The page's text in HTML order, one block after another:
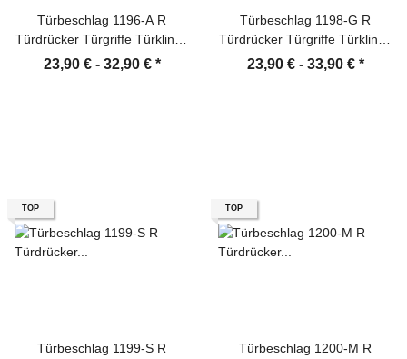
Türbeschlag 1196-A R
Türdrücker Türgriffe Türklinke
Türbeschläge
23,90 € - 32,90 € *
Türbeschlag 1198-G R
Türdrücker Türgriffe Türklinke
Türbeschläge
23,90 € - 33,90 € *
TOP
Türbeschlag 1199-S R
TOP
Türbeschlag 1200-M R